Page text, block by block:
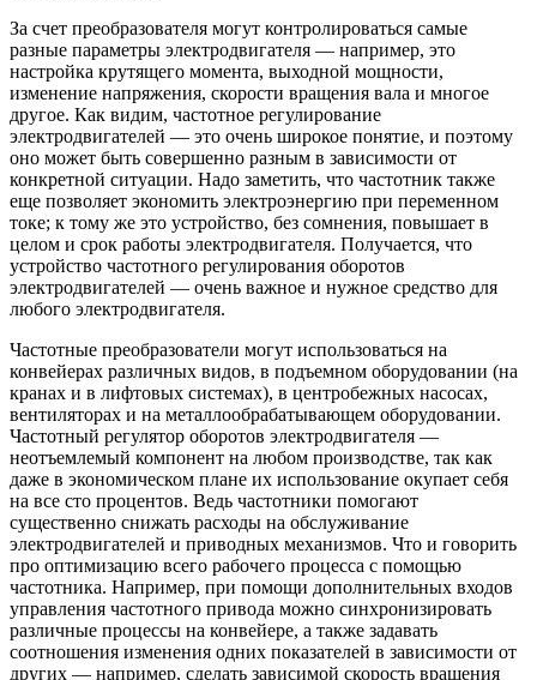
За счет преобразователя могут контролироваться самые
разные параметры электродвигателя — например, это
настройка крутящего момента, выходной мощности,
изменение напряжения, скорости вращения вала и многое
другое. Как видим, частотное регулирование
электродвигателей — это очень широкое понятие, и поэтому
оно может быть совершенно разным в зависимости от
конкретной ситуации. Надо заметить, что частотник также
еще позволяет экономить электроэнергию при переменном
токе; к тому же это устройство, без сомнения, повышает в
целом и срок работы электродвигателя. Получается, что
устройство частотного регулирования оборотов
электродвигателей — очень важное и нужное средство для
любого электродвигателя.
Частотные преобразователи могут использоваться на
конвейерах различных видов, в подъемном оборудовании (на
кранах и в лифтовых системах), в центробежных насосах,
вентиляторах и на металлообрабатывающем оборудовании.
Частотный регулятор оборотов электродвигателя —
неотъемлемый компонент на любом производстве, так как
даже в экономическом плане их использование окупает себя
на все сто процентов. Ведь частотники помогают
существенно снижать расходы на обслуживание
электродвигателей и приводных механизмов. Что и говорить
про оптимизацию всего рабочего процесса с помощью
частотника. Например, при помощи дополнительных входов
управления частотного привода можно синхронизировать
различные процессы на конвейере, а также задавать
соотношения изменения одних показателей в зависимости от
других — например, сделать зависимой скорость вращения